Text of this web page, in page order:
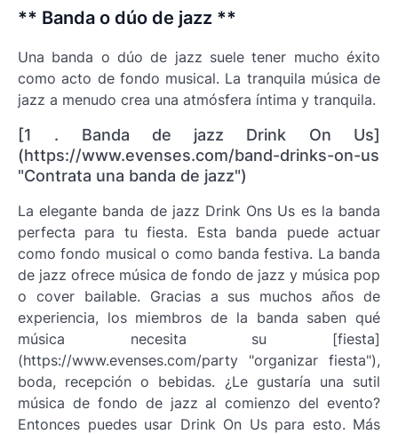
** Banda o dúo de jazz **
Una banda o dúo de jazz suele tener mucho éxito
como acto de fondo musical. La tranquila música de
jazz a menudo crea una atmósfera íntima y tranquila.
[1 . Banda de jazz Drink On Us]
(https://www.evenses.com/band-drinks-on-us
"Contrata una banda de jazz")
La elegante banda de jazz Drink Ons Us es la banda
perfecta para tu fiesta. Esta banda puede actuar
como fondo musical o como banda festiva. La banda
de jazz ofrece música de fondo de jazz y música pop
o cover bailable. Gracias a sus muchos años de
experiencia, los miembros de la banda saben qué
música necesita su [fiesta]
(https://www.evenses.com/party "organizar fiesta"),
boda, recepción o bebidas. ¿Le gustaría una sutil
música de fondo de jazz al comienzo del evento?
Entonces puedes usar Drink On Us para esto. Más